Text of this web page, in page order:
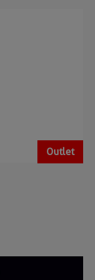
Outlet